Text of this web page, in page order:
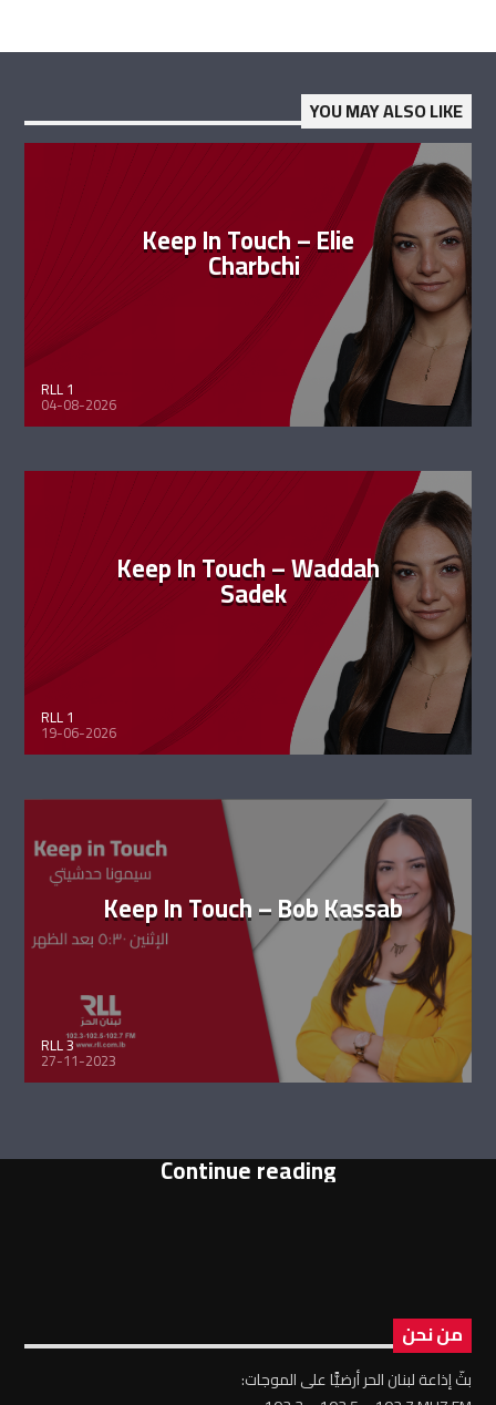
YOU MAY ALSO LIKE
Keep In Touch – Elie
Charbchi
RLL 1
04-08-2026
Keep In Touch – Waddah
Sadek
RLL 1
19-06-2026
Keep In Touch – Bob Kassab
RLL 3
27-11-2023
Continue reading
من نحن
بثّ إذاعة لبنان الحر أرضيًّا على الموجات: